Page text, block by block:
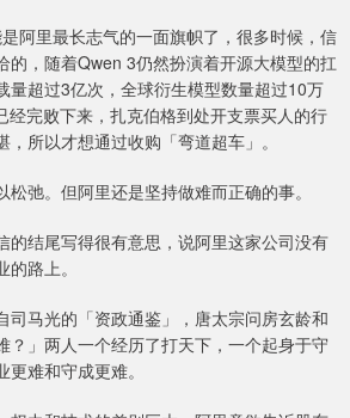
阿里最长志气的一面旗帜了，很多时候，信
的，随着Qwen 3仍然扮演着开源大模型的扛
超过3亿次，全球衍生模型数量超过10万
完败下来，扎克伯格到处开支票买人的行
所以才想通过收购「弯道超车」。
弛。但阿里还是坚持做难而正确的事。
的结尾写得很有意思，说阿里这家公司没有
路上。
司马光的「资政通鉴」，唐太宗问房玄龄和
？」两人一个经历了打天下，一个起身于守
难和守成更难。